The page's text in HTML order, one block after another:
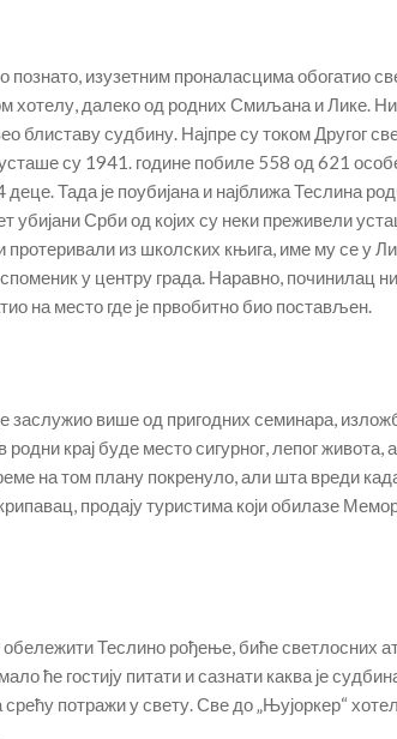
познато, изузетним проналасцима обогатио
хотелу, далеко од родних Смиљана и Лике. Ни
блиставу судбину. Најпре су током Другог
су 1941. године побиле 558 од 621
Тада је поубијана и најближа Теслина
убијани Срби од којих су неки преживели
протеривали из школских књига, име му се у
у центру града. Наравно, починилац
на место где је првобитно био постављен.
заслужио више од пригодних семинара,
крај буде место сигурног, лепог живота,
на том плану покренуло, али шта вреди
продају туристима који обилазе
Теслино рођење, биће светлосних
ће гостију питати и сазнати каква је
потражи у свету. Све до „Њујоркер“